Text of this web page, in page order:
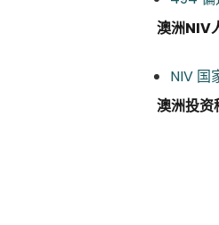
澳洲NIV
NIV 国
澳洲投资